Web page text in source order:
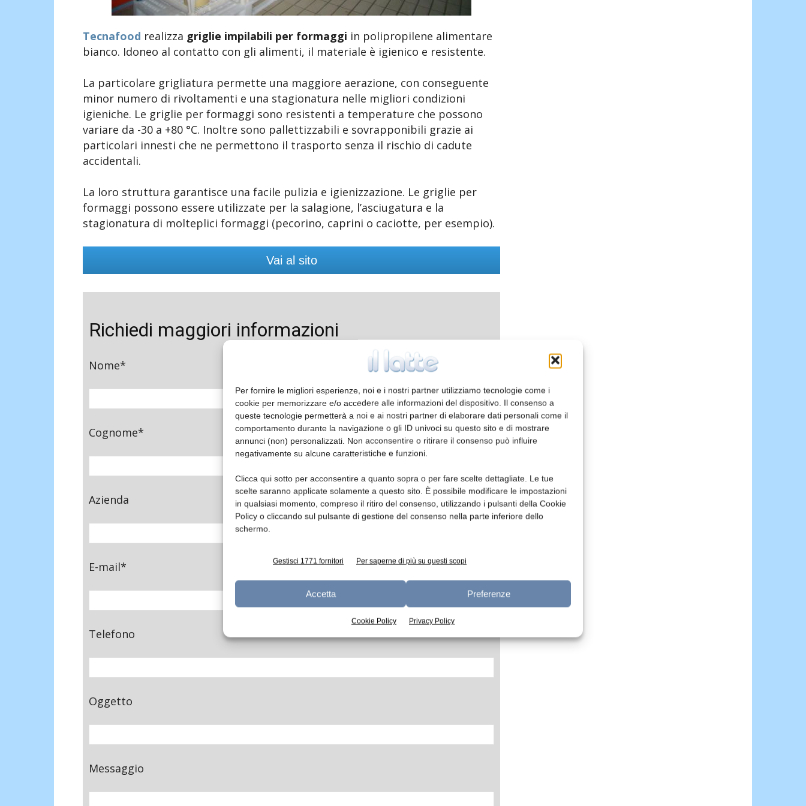
Per fornire le migliori esperienze, noi e i nostri partner utilizziamo tecnologie come i
cookie per memorizzare e/o accedere alle informazioni del dispositivo. Il consenso a
queste tecnologie permetterà a noi e ai nostri partner di elaborare dati personali come il
comportamento durante la navigazione o gli ID univoci su questo sito e di mostrare
annunci (non) personalizzati. Non acconsentire o ritirare il consenso può influire
negativamente su alcune caratteristiche e funzioni.
Clicca qui sotto per acconsentire a quanto sopra o per fare scelte dettagliate. Le tue
scelte saranno applicate solamente a questo sito. È possibile modificare le impostazioni
in qualsiasi momento, compreso il ritiro del consenso, utilizzando i pulsanti della Cookie
Policy o cliccando sul pulsante di gestione del consenso nella parte inferiore dello
schermo.
Gestisci 1771 fornitori Per saperne di più su questi scopi
Accetta Preferenze
Cookie Policy Privacy Policy
Tecnafood realizza griglie impilabili per formaggi in polipropilene alimentare
bianco. Idoneo al contatto con gli alimenti, il materiale è igienico e resistente.
La particolare grigliatura permette una maggiore aerazione, con conseguente
minor numero di rivoltamenti e una stagionatura nelle migliori condizioni
igieniche. Le griglie per formaggi sono resistenti a temperature che possono
variare da -30 a +80 °C. Inoltre sono pallettizzabili e sovrapponibili grazie ai
particolari innesti che ne permettono il trasporto senza il rischio di cadute
accidentali.
La loro struttura garantisce una facile pulizia e igienizzazione. Le griglie per
formaggi possono essere utilizzate per la salagione, l’asciugatura e la
stagionatura di molteplici formaggi (pecorino, caprini o caciotte, per esempio).
Vai al sito
Richiedi maggiori informazioni
Nome*
Cognome*
Azienda
E-mail*
Telefono
Oggetto
Messaggio